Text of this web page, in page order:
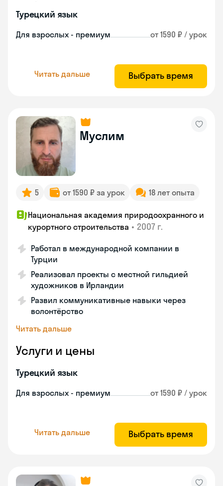
Турецкий язык
Для взрослых - премиум от 1590 ₽ / урок
Читать дальше Выбрать время
Муслим
5 от 1590 ₽ за урок 18 лет опыта
Национальная академия природоохранного и
курортного строительства • 2007 г.
Работал в международной компании в
Турции
Реализовал проекты с местной гильдией
художников в Ирландии
Развил коммуникативные навыки через
волонтёрство
Читать дальше
Услуги и цены
Турецкий язык
Для взрослых - премиум от 1590 ₽ / урок
Читать дальше Выбрать время